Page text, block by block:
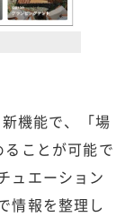
機能で、「場
ことが可能で
ュエーション
情報を整理し